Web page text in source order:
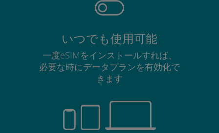
いつでも使用可能
一度eSIMをインストールすれば、
必要な時にデータプランを有効化で
きます